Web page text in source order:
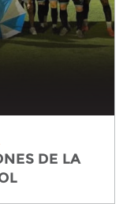
DE LA